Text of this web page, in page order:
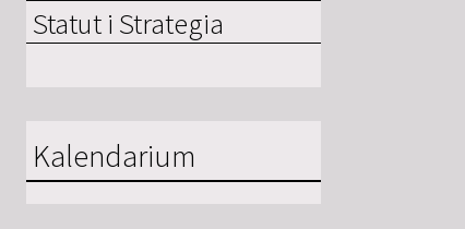
Statut i Strategia
Kalendarium